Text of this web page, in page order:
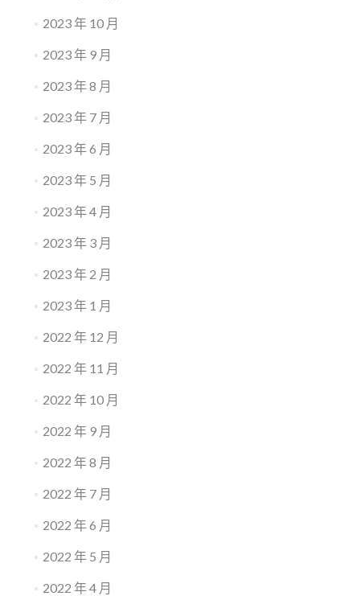
2023 年 10 月
2023 年 9 月
2023 年 8 月
2023 年 7 月
2023 年 6 月
2023 年 5 月
2023 年 4 月
2023 年 3 月
2023 年 2 月
2023 年 1 月
2022 年 12 月
2022 年 11 月
2022 年 10 月
2022 年 9 月
2022 年 8 月
2022 年 7 月
2022 年 6 月
2022 年 5 月
2022 年 4 月